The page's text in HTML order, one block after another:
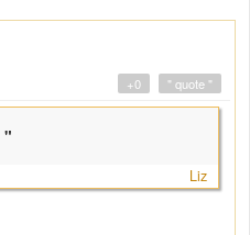
" quote "
+0
"
Liz